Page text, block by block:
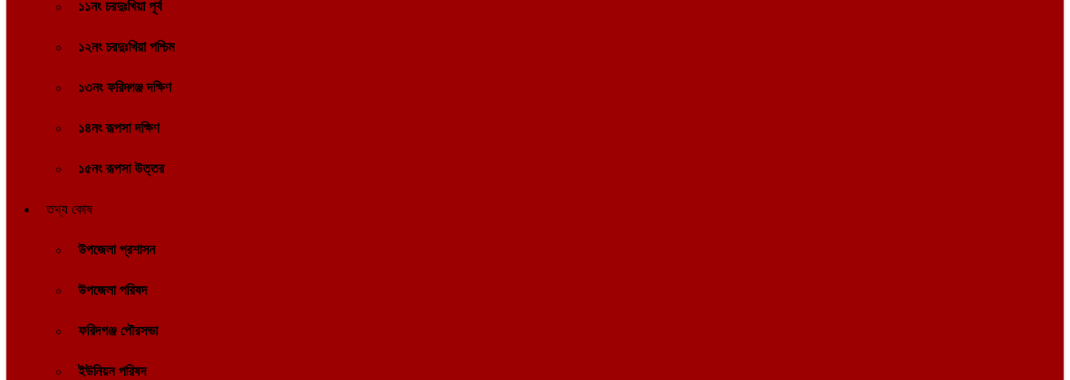
১১নং চরদুঃখিয়া পূর্ব
১২নং চরদুঃখিয়া পশ্চিম
১৩নং ফরিদ্গঞ্জ দক্ষিণ
১৪নং রূপসা দক্ষিণ
১৫নং রূপসা উত্তর
তথ্য কোষ
উপজেলা প্রশাসন
উপজেলা পরিষদ
ফরিদগঞ্জ পৌরসভা
ইউনিয়ন পরিষদ